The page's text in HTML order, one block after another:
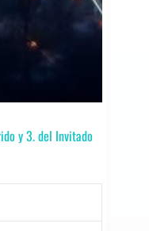
y 3. del Invitado